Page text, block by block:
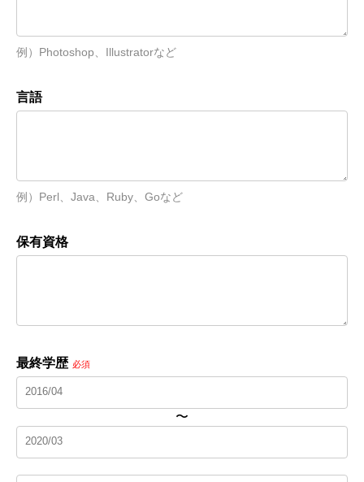
例）Photoshop、Illustratorなど
言語
例）Perl、Java、Ruby、Goなど
保有資格
最終学歴 必須
〜